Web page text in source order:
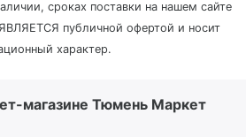
сроках поставки на нашем сайте
публичной офертой и носит
характер.
магазине Тюмень Маркет